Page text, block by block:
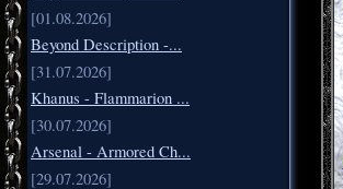
[01.08.2026]
Beyond Description -...
[31.07.2026]
Khanus - Flammarion ...
[30.07.2026]
Arsenal - Armored Ch...
[29.07.2026]